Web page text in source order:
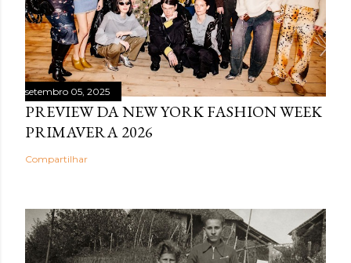
setembro 05, 2025
PREVIEW DA NEW YORK FASHION WEEK
PRIMAVERA 2026
Compartilhar